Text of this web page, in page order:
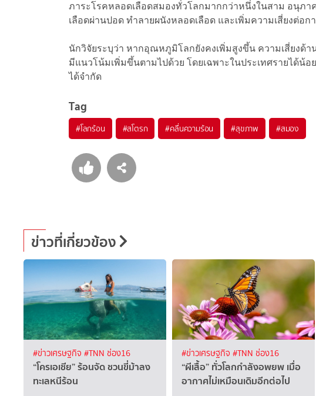
ภาระโรคหลอดเลือดสมองทั่วโลกมากกว่าหนึ่งในสาม อนุภ
เลือดผ่านปอด ทำลายผนังหลอดเลือด และเพิ่มความเสี่ยงต่อ
นักวิจัยระบุว่า หากอุณหภูมิโลกยังคงเพิ่มสูงขึ้น ความเสี่ยงด้
มีแนวโน้มเพิ่มขึ้นตามไปด้วย โดยเฉพาะในประเทศรายได้น้
ได้จำกัด
Tag
#โลกร้อน #สโตรก #คลื่นความร้อน #สุขภาพ #สมอง
ข่าวที่เกี่ยวข้อง
#ข่าวเศรษฐกิจ #TNN ช่อง16
“โครเอเชีย” ร้อนจัด ชวนขี่ม้าลง
ทะเลหนีร้อน
#ข่าวเศรษฐกิจ #TNN ช่อง16
“ผีเสื้อ” ทั่วโลกกำลังอพยพ เมื่อ
อากาศไม่เหมือนเดิมอีกต่อไป